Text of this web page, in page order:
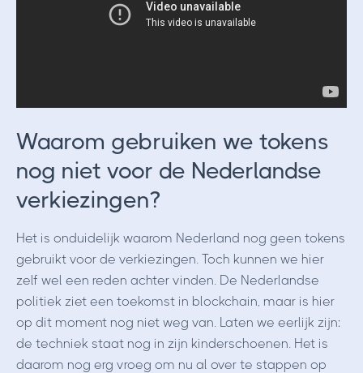
Waarom gebruiken we tokens
nog niet voor de Nederlandse
verkiezingen?
Het is onduidelijk waarom Nederland nog geen tokens
gebruikt voor de verkiezingen. Toch kunnen we hier
zelf wel een reden achter vinden. De Nederlandse
politiek ziet een toekomst in blockchain, maar is hier
op dit moment nog niet weg van. Laten we eerlijk zijn:
de techniek staat nog in zijn kinderschoenen. Het is
daarom nog erg vroeg om nu al over te stappen op